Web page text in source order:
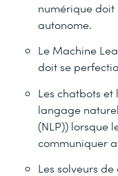
numérique doit
autonome.
Le Machine
doit se
Les chatbots
langage
(NLP)) lorsque
communiquer
Les solveurs